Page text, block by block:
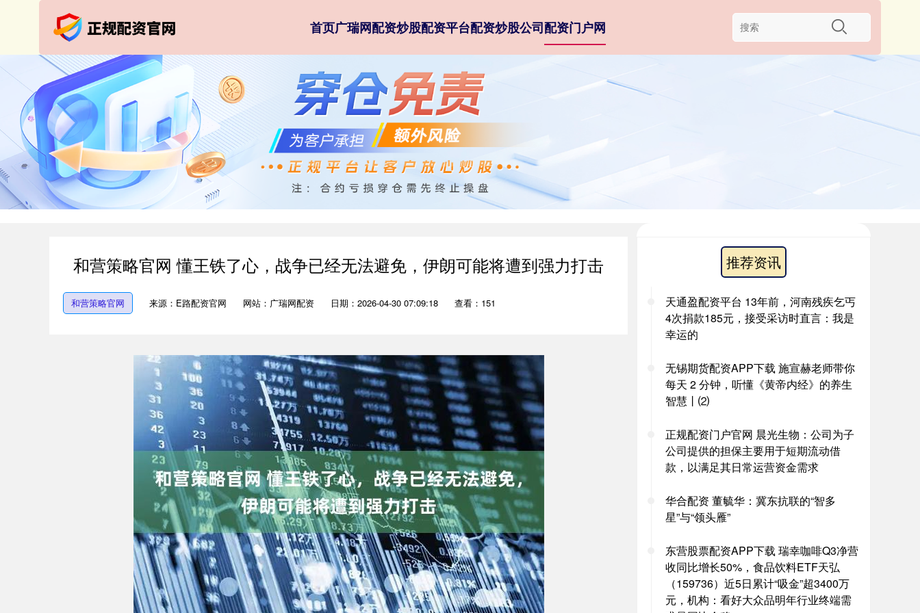
首页广瑞网配资炒股配资平台配资炒股公司配资门户网
和营策略官网 懂王铁了心，战争已经无法避免，伊朗可能将遭到强力打击
和营策略官网 来源：E路配资官网 网站：广瑞网配资 日期：2026-04-30 07:09:18 查看：151
推荐资讯
天通盈配资平台 13年前，河南残疾乞丐
4次捐款185元，接受采访时直言：我是
幸运的
无锡期货配资APP下载 施宣赫老师带你
每天 2 分钟，听懂《黄帝内经》的养生
智慧丨⑵
正规配资门户官网 晨光生物：公司为子
公司提供的担保主要用于短期流动借
款，以满足其日常运营资金需求
华合配资 董毓华：冀东抗联的“智多
星”与“领头雁”
东营股票配资APP下载 瑞幸咖啡Q3净营
收同比增长50%，食品饮料ETF天弘
（159736）近5日累计“吸金”超3400万
元，机构：看好大众品明年行业终端需